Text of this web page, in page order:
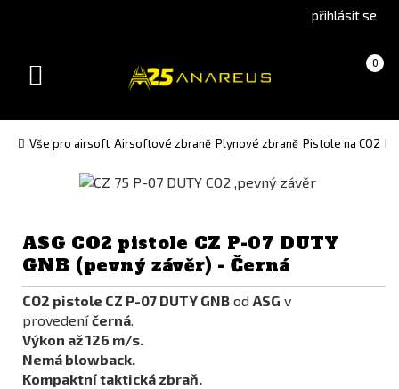
version(Slovak)
přihlásit se
Košík 0
(prázdný)
Toggle
Vše pro airsoft Airsoftové zbraně Plynové zbraně Pistole na CO2
ASG CO2 pistole CZ P-07 DUTY
GNB (pevný závěr) - Černá
CO2 pistole CZ P-07 DUTY GNB od ASG v
provedeníčerná.
Výkon až 126 m/s.
Nemá blowback.
Kompaktní taktická zbraň.